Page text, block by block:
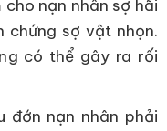
nạn nhân sợ hãi
chứng sợ vật nhọn.
có thể gây ra rối
đớn nạn nhân phải